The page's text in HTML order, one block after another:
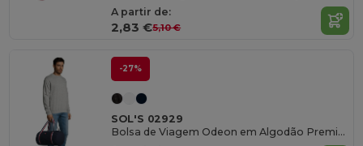
A partir de:
2,83 €5,10 €
-27%
SOL'S 02929
Bolsa de Viagem Odeon em Algodão Premium